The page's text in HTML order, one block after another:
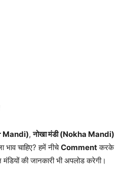
Mandi),नोखा मंडी (Nokha Mandi)
भाव चाहिए? हमें नीचेCommentकरके
की जानकारी भी अपलोड करेगी।